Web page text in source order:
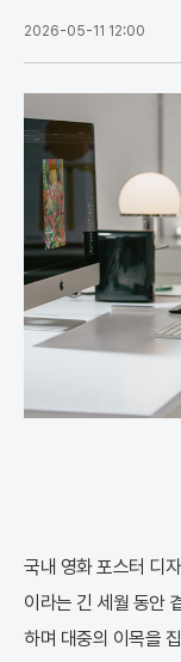
2026-05-11 12:00
국내 영화 포스터 디
이라는 긴 세월 동안
하며 대중의 이목을